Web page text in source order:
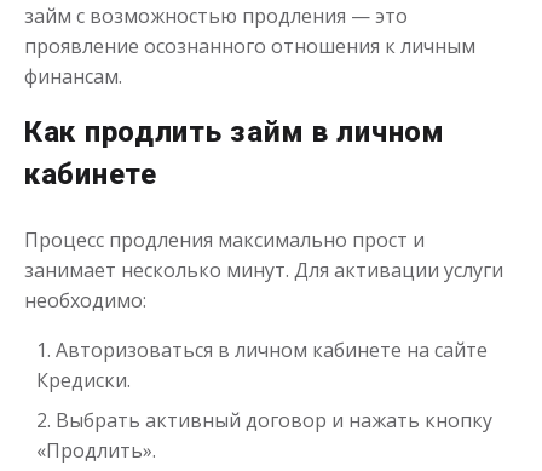
займ с возможностью продления — это
проявление осознанного отношения к личным
финансам.
Как продлить займ в личном
кабинете
Процесс продления максимально прост и
занимает несколько минут. Для активации услуги
необходимо:
Авторизоваться в личном кабинете на сайте
Кредиски.
Выбрать активный договор и нажать кнопку
«Продлить».